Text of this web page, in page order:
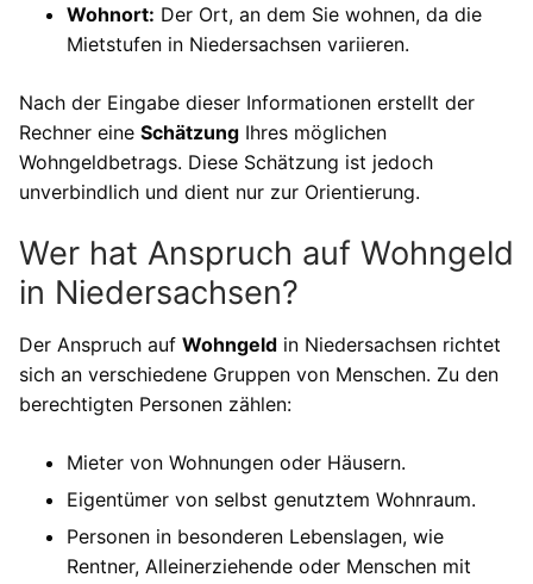
Wohnort: Der Ort, an dem Sie wohnen, da die
Mietstufen in Niedersachsen variieren.
Nach der Eingabe dieser Informationen erstellt der
Rechner eine Schätzung Ihres möglichen
Wohngeldbetrags. Diese Schätzung ist jedoch
unverbindlich und dient nur zur Orientierung.
Wer hat Anspruch auf Wohngeld
in Niedersachsen?
Der Anspruch auf Wohngeld in Niedersachsen richtet
sich an verschiedene Gruppen von Menschen. Zu den
berechtigten Personen zählen:
Mieter von Wohnungen oder Häusern.
Eigentümer von selbst genutztem Wohnraum.
Personen in besonderen Lebenslagen, wie
Rentner, Alleinerziehende oder Menschen mit